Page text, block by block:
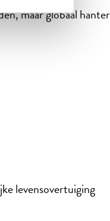
maar globaal
levensovertuiging